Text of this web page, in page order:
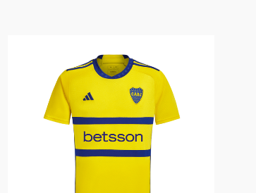
buzo
10 fútbol